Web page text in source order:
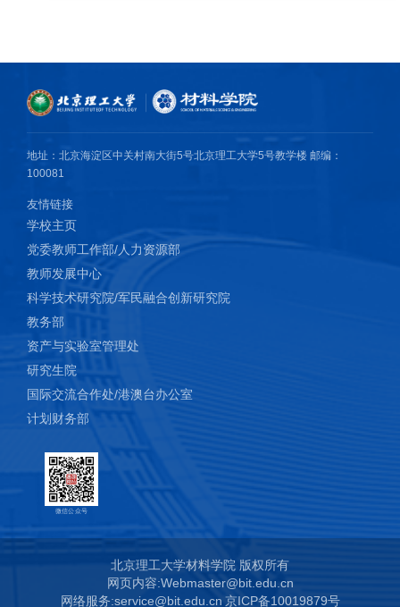
[5] Chen B, Xin Y, Wang Y, Ding X, Jiang C, Wu F, Gao H.
Modulating the oxygen redox activity of an ultra-high capacity P3
type cathode for sodium-ion batteries via beryllium introduced.
Energy Storage Materials. 2024; 67: 103252.
地址：北京海淀区中关村南大街5号北京理工大学5号教学楼 邮编：
100081
友情链接
学校主页
党委教师工作部/人力资源部
教师发展中心
科学技术研究院/军民融合创新研究院
教务部
资产与实验室管理处
研究生院
国际交流合作处/港澳台办公室
计划财务部
微信公众号
北京理工大学材料学院 版权所有
网页内容:Webmaster@bit.edu.cn
网络服务:service@bit.edu.cn 京ICP备10019879号